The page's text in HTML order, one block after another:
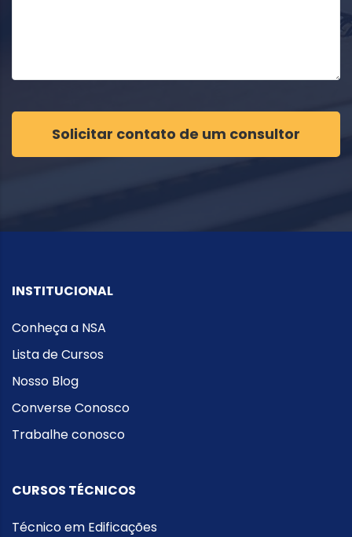
Solicitar contato de um consultor
INSTITUCIONAL
Conheça a NSA
Lista de Cursos
Nosso Blog
Converse Conosco
Trabalhe conosco
CURSOS TÉCNICOS
Técnico em Edificações